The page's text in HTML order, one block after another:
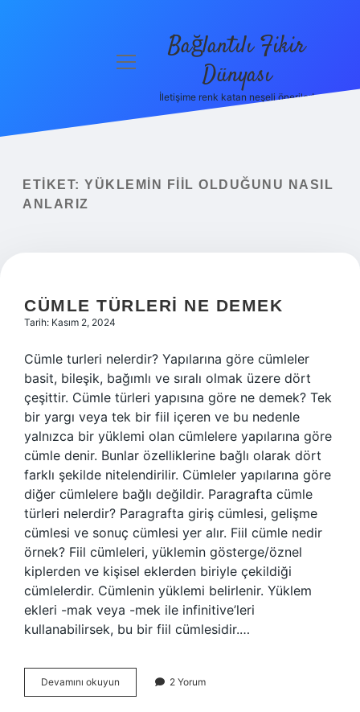
Yasal Uyarı
menüyü
Bağlantılı Fikir
Dünyası
İletişime renk katan neşeli öneriler!
ETIKET: YÜKLEMIN FIIL OLDUĞUNU NASIL
ANLARIZ
CÜMLE TÜRLERI NE DEMEK
Tarih: Kasım 2, 2024
Cümle turleri nelerdir? Yapılarına göre cümleler
basit, bileşik, bağımlı ve sıralı olmak üzere dört
çeşittir. Cümle türleri yapısına göre ne demek? Tek
bir yargı veya tek bir fiil içeren ve bu nedenle
yalnızca bir yüklemi olan cümlelere yapılarına göre
cümle denir. Bunlar özelliklerine bağlı olarak dört
farklı şekilde nitelendirilir. Cümleler yapılarına göre
diğer cümlelere bağlı değildir. Paragrafta cümle
türleri nelerdir? Paragrafta giriş cümlesi, gelişme
cümlesi ve sonuç cümlesi yer alır. Fiil cümle nedir
örnek? Fiil cümleleri, yüklemin gösterge/öznel
kiplerden ve kişisel eklerden biriyle çekildiği
cümlelerdir. Cümlenin yüklemi belirlenir. Yüklem
ekleri -mak veya -mek ile infinitive’leri
kullanabilirsek, bu bir fiil cümlesidir.…
Devamını okuyun
Türleri
2 Yorum